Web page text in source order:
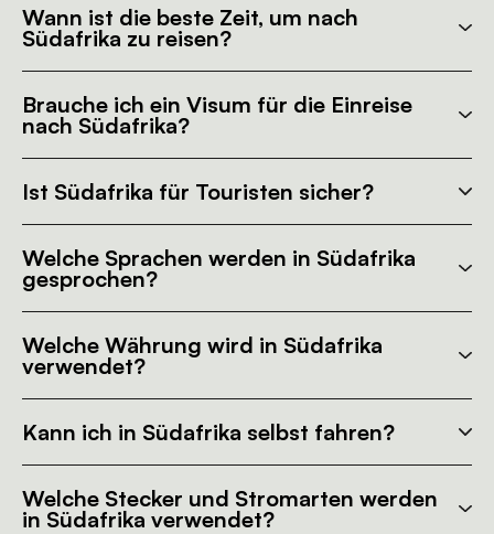
Wann ist die beste Zeit, um nach
Südafrika zu reisen?
Brauche ich ein Visum für die Einreise
nach Südafrika?
Ist Südafrika für Touristen sicher?
Welche Sprachen werden in Südafrika
gesprochen?
Welche Währung wird in Südafrika
verwendet?
Kann ich in Südafrika selbst fahren?
Welche Stecker und Stromarten werden
in Südafrika verwendet?